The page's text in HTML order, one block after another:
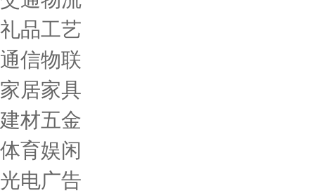
礼品工艺
通信物联
家居家具
建材五金
体育娱闲
光电广告